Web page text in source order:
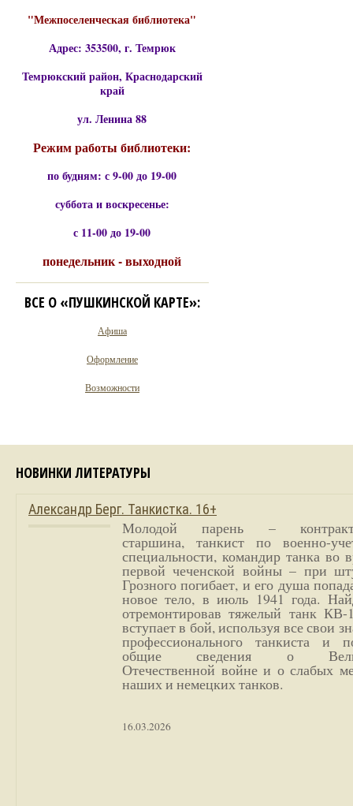
"Межпоселенческая библиотека"
Адрес: 353500, г. Темрюк
Темрюкский район, Краснодарский
край
ул. Ленина 88
Режим работы библиотеки:
по будням: с 9-00 до 19-00
суббота и воскресенье:
с 11-00 до 19-00
понедельник - выходной
ВСЕ О «ПУШКИНСКОЙ КАРТЕ»:
Афиша
Оформление
Возможности
НОВИНКИ ЛИТЕРАТУРЫ
Александр Берг. Танкистка. 16+
Молодой парень –
старшина, танкист по военно-
специальности, командир танка во
первой чеченской войны – при
Грозного погибает, и его душа
новое тело, в июль 1941 года.
отремонтировав тяжелый танк
вступает в бой, используя все свои
профессионального танкиста и
общие сведения о
Отечественной войне и о слабых
наших и немецких танков.
16.03.2026